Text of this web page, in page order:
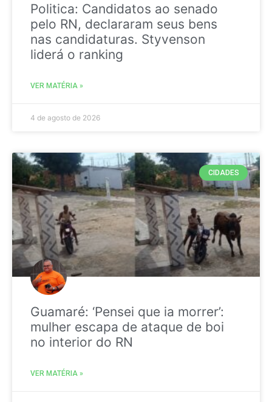
Politica: Candidatos ao senado
pelo RN, declararam seus bens
nas candidaturas. Styvenson
liderá o ranking
VER MATÉRIA »
4 de agosto de 2026
CIDADES
Guamaré: ‘Pensei que ia morrer’:
mulher escapa de ataque de boi
no interior do RN
VER MATÉRIA »